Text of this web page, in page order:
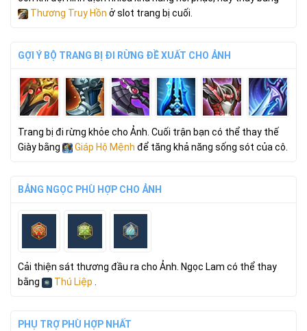
Thương Truy Hồn ở slot trang bị cuối.
GỢI Ý BỘ TRANG BỊ ĐI RỪNG ĐỀ XUẤT CHO ẢNH
Trang bị đi rừng khỏe cho Ảnh. Cuối trận bạn có thể thay thế
Giày bằng
Giáp Hộ Mệnh để tăng khả năng sống sót của cô.
BẢNG NGỌC PHÙ HỢP CHO ẢNH
Cải thiện sát thương đầu ra cho Ảnh. Ngọc Lam có thể thay
bằng
Thú Liệp .
PHỤ TRỢ PHÙ HỢP NHẤT